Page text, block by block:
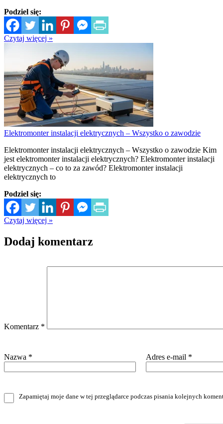
Podziel się:
Czytaj więcej »
Elektromonter instalacji elektrycznych – Wszystko o zawodzie
Elektromonter instalacji elektrycznych – Wszystko o zawodzie Kim
jest elektromonter instalacji elektrycznych? Elektromonter instalacji
elektrycznych – co to za zawód? Elektromonter instalacji
elektrycznych to
Podziel się:
Czytaj więcej »
Dodaj komentarz
Komentarz *
Nazwa * Adres e-mail *
Zapamiętaj moje dane w tej przeglądarce podczas pisania kolejnych